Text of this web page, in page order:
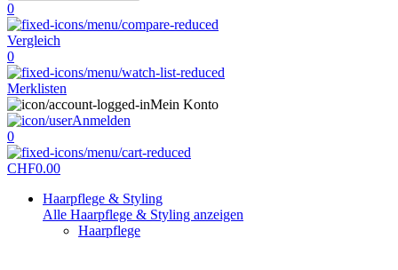
0
Vergleich
0
Merklisten
Mein Konto
Anmelden
0
CHF0.00
Haarpflege & Styling
Alle Haarpflege & Styling anzeigen
Haarpflege